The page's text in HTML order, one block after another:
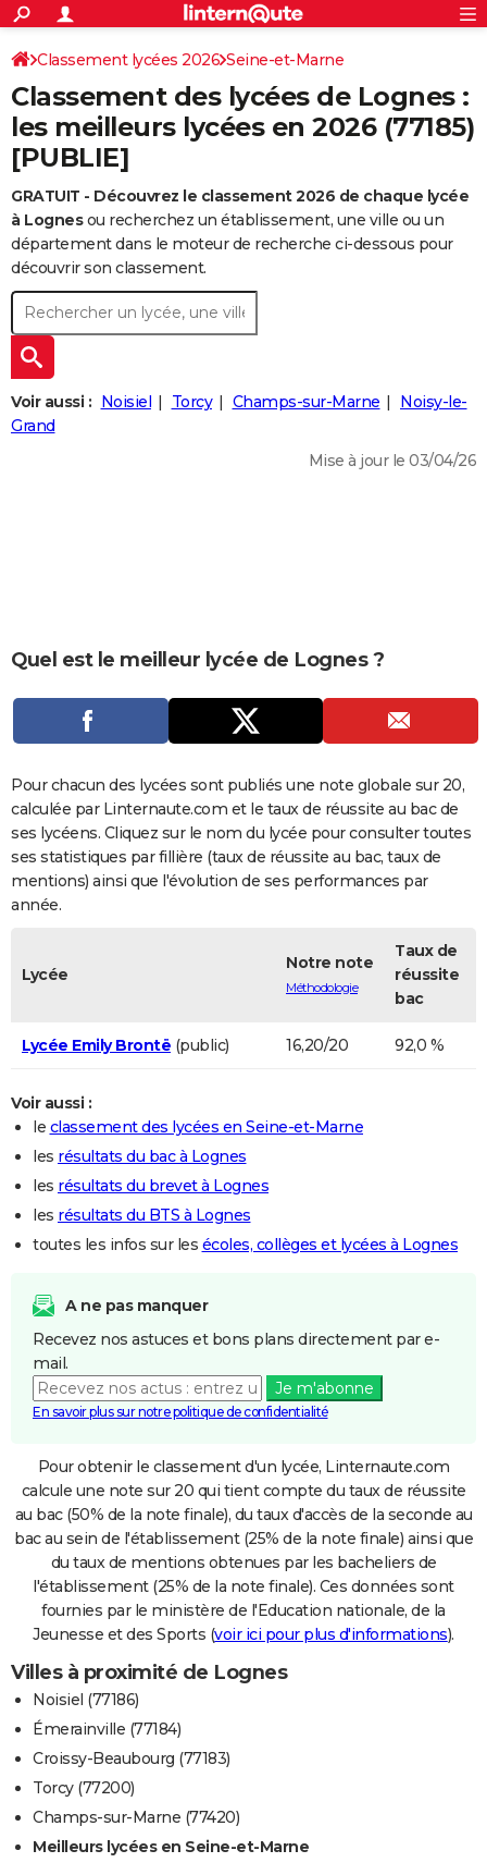
ACTUALITÉS
Politique
Société
Faits Divers
Education
Monde
Villes
+
SPORT
Coupe du monde 2026
Football
Tennis
Cyclisme
Rugby
Forum
CULTURE
Programme TV
TNT
Streaming
Cinéma
Sorties cinéma
Musique
+FINANCE
Retraite
Impôts
Epargne
Immobilier
Risques naturels par ville
Banque
Assurance
Crédit
AUTO
Essais
Réserver un essai
Citadines
Berlines
SUV
Forum auto
+
HIGH-TECH
BRICOLAGE
Forum
Aménagement intérieur
Extérieur
Cuisine
Salle de bains
Jardinage
Rangement
+WEEK-END
Guides de France
Escapades
Patrimoine
Expositions
Musées
Week-end nature
+
LIFESTYLE
Art de vivre
Bien-être
Loisirs
Mode
Modes de vie
+SANTE
Dictionnaire
Biographies
Expressions
Proverbes
PROGRAMME TV
COPAINS D'AVANT
S'inscrire
Se connecter
Lycées
Collèges
Primaires
Universités
Entreprises
Service militaire
Avis de recherche
AVIS DE DÉCÈS
FORUM
Bricolage
Lifestyle
Culture
Sport
Auto
Television
Voyage
Cinema
S'inscrire
Connexion
Classement lycées 2026 Seine-et-Marne
Classement des lycées de Lognes :
les meilleurs lycées en 2026 (77185)
[PUBLIE]
GRATUIT - Découvrez le classement 2026 de chaque lycée
à Lognesou recherchez un établissement, une ville ou un
département dans le moteur de recherche ci-dessous pour
découvrir son classement.
Voir aussi : Noisiel Torcy Champs-sur-Marne
Noisy-le-
Grand
Mise à jour le 03/04/26
Quel est le meilleur lycée de Lognes ?
Pour chacun des lycées sont publiés une note globale sur 20,
calculée par Linternaute.com et le taux de réussite au bac de
ses lycéens. Cliquez sur le nom du lycée pour consulter toutes
ses statistiques par fillière (taux de réussite au bac, taux de
mentions) ainsi que l'évolution de ses performances par
année.
Lycée
Notre note
Méthodologie
Taux de
réussite
bac
Lycée Emily Brontë (public) 16,20/20 92,0 %
Voir aussi :
le classement des lycées en Seine-et-Marne
les résultats du bac à Lognes
les résultats du brevet à Lognes
les résultats du BTS à Lognes
toutes les infos sur les écoles, collèges et lycées à Lognes
A ne pas manquer
Recevez nos astuces et bons plans directement par e-
mail.
Je m'abonne
En savoir plus sur notre politique de confidentialité
Pour obtenir le classement d'un lycée, Linternaute.com
calcule une note sur 20 qui tient compte du taux de réussite
au bac (50% de la note finale), du taux d'accès de la seconde au
bac au sein de l'établissement (25% de la note finale) ainsi que
du taux de mentions obtenues par les bacheliers de
l'établissement (25% de la note finale). Ces données sont
fournies par le ministère de l'Education nationale, de la
Jeunesse et des Sports (voir ici pour plus d'informations).
Villes à proximité de Lognes
Noisiel (77186)
Émerainville (77184)
Croissy-Beaubourg (77183)
Torcy (77200)
Champs-sur-Marne (77420)
Meilleurs lycées en Seine-et-Marne